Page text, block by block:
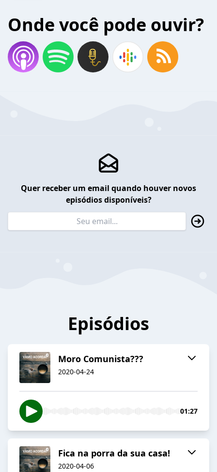
Onde você pode ouvir?
Quer receber um email quando houver novos
episódios disponíveis?
Episódios
Moro Comunista???
2020-04-24
01:27
Fica na porra da sua casa!
2020-04-06